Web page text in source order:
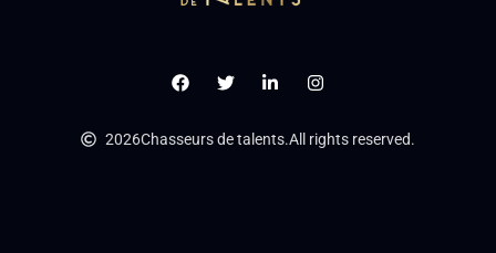
2026Chasseurs de talents.All rights reserved.